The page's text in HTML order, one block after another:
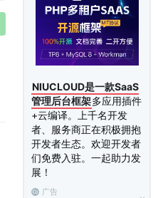
NIUCLOUD是一款SaaS
管理后台框架多应用插件
+云编译。上千名开发
者、服务商正在积极拥抱
开发者生态。欢迎开发者
们免费入驻。一起助力发
展！
广告